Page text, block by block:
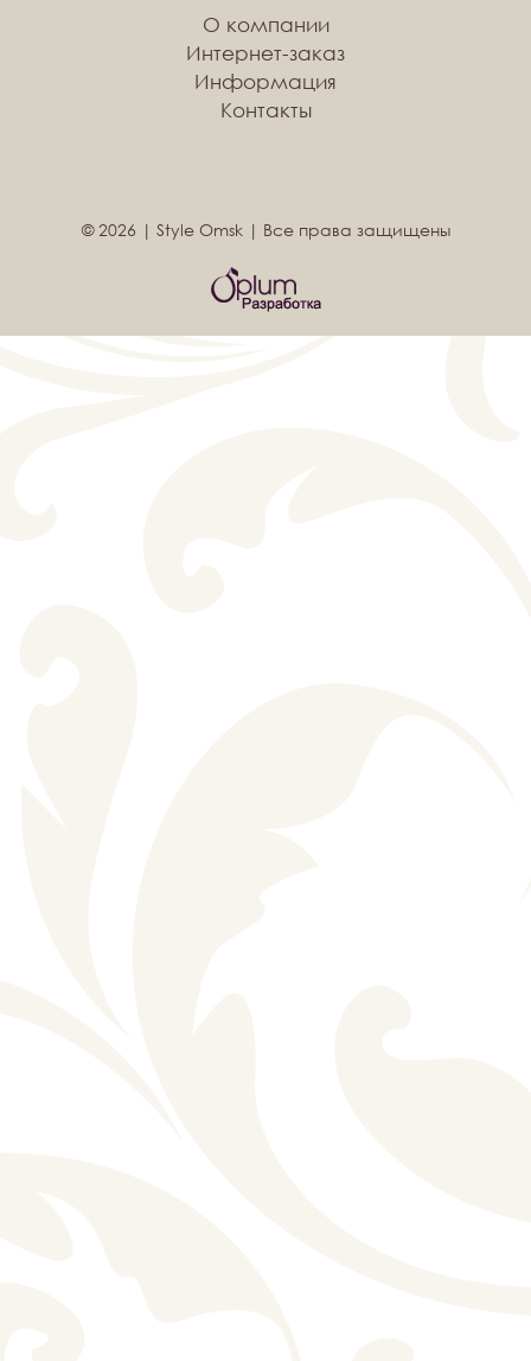
О компании
Интернет-заказ
Информация
Контакты
© 2026 | Style Omsk | Все права защищены